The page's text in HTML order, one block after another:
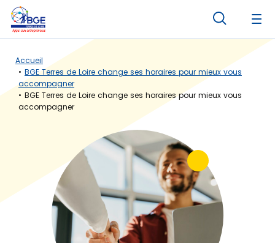
Accueil
BGE Terres de Loire change ses horaires pour mieux vous
accompagner
BGE Terres de Loire change ses horaires pour mieux vous
accompagner
Panneau de gestion des cookies